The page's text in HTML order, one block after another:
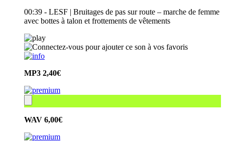
00:39 - LESF | Bruitages de pas sur route – marche de femme
avec bottes à talon et frottements de vêtements
MP3 2,40€
WAV 6,00€